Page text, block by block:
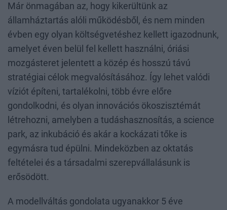
Már önmagában az, hogy kikerültünk az
államháztartás alóli működésből, és nem minden
évben egy olyan költségvetéshez kellett igazodnunk,
amelyet éven belül fel kellett használni, óriási
mozgásteret jelentett a közép és hosszú távú
stratégiai célok megvalósításához. Így lehet valódi
víziót építeni, tartalékolni, több évre előre
gondolkodni, és olyan innovációs ökoszisztémát
létrehozni, amelyben a tudáshasznosítás, a science
park, az inkubáció és akár a kockázati tőke is
egymásra tud épülni. Mindeközben az oktatás
feltételei és a társadalmi szerepvállalásunk is
erősödött.
A modellváltás gondolata ugyanakkor 5 éve